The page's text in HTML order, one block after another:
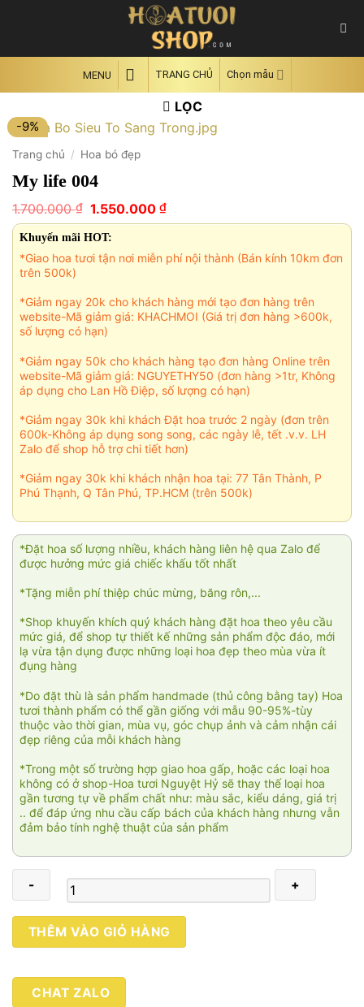
MENU TRANG CHỦ Chọn mẫu
LỌC
-9%
Trang chủ / Hoa bó đẹp
My life 004
1.700.000₫ Giá
gốc
là:
1.700.000 ₫.
1.550.000 ₫Giá
hiện
1.550.000 ₫.
Khuyến mãi HOT:
*Giao hoa tươi tận nơi miễn phí nội thành (Bán kính 10km đơn
trên 500k)
*Giảm ngay 20k cho khách hàng mới tạo đơn hàng trên
website-Mã giảm giá: KHACHMOI (Giá trị đơn hàng >600k,
số lượng có hạn)
*Giảm ngay 50k cho khách hàng tạo đơn hàng Online trên
website-Mã giảm giá: NGUYETHY50 (đơn hàng >1tr, Không
áp dụng cho Lan Hồ Điệp, số lượng có hạn)
*Giảm ngay 30k khi khách Đặt hoa trước 2 ngày (đơn trên
600k-Không áp dụng song song, các ngày lễ, tết .v.v. LH
Zalo để shop hỗ trợ chi tiết hơn)
*Giảm ngay 30k khi khách nhận hoa tại: 77 Tân Thành, P
Phú Thạnh, Q Tân Phú, TP.HCM (trên 500k)
*Đặt hoa số lượng nhiều, khách hàng liên hệ qua Zalo để
được hưởng mức giá chiếc khấu tốt nhất
*Tặng miễn phí thiệp chúc mừng, băng rôn,...
*Shop khuyến khích quý khách hàng đặt hoa theo yêu cầu
mức giá, để shop tự thiết kế những sản phẩm độc đáo, mới
lạ vừa tận dụng được những loại hoa đẹp theo mùa vừa ít
đụng hàng
*Do đặt thù là sản phẩm handmade (thủ công bằng tay) Hoa
tươi thành phẩm có thể gần giống với mẫu 90-95%-tùy
thuộc vào thời gian, mùa vụ, góc chụp ảnh và cảm nhận cái
đẹp riêng của mỗi khách hàng
*Trong một số trường hợp giao hoa gấp, hoặc các loại hoa
không có ở shop-Hoa tươi Nguyệt Hỷ sẽ thay thế loại hoa
gần tương tự về phẩm chất như: màu sắc, kiểu dáng, giá trị
.. để đáp ứng nhu cầu cấp bách của khách hàng nhưng vẫn
đảm bảo tính nghệ thuật của sản phẩm
life
số
lượng
THÊM VÀO GIỎ HÀNG
CHAT ZALO